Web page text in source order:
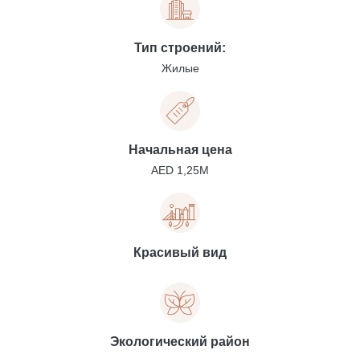
Тип строений:
Жилые
Начальная цена
AED 1,25M
Красивый вид
Экологический район